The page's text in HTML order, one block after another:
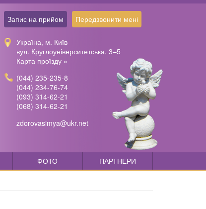
Запис на прийом Передзвонити мені
Україна, м. Київ
вул. Круглоуніверситетська, 3–5
Карта проїзду »
(044) 235-235-8
(044) 234-76-74
(093) 314-62-21
(068) 314-62-21
zdorovasimya@ukr.net
ФОТО ПАРТНЕРИ